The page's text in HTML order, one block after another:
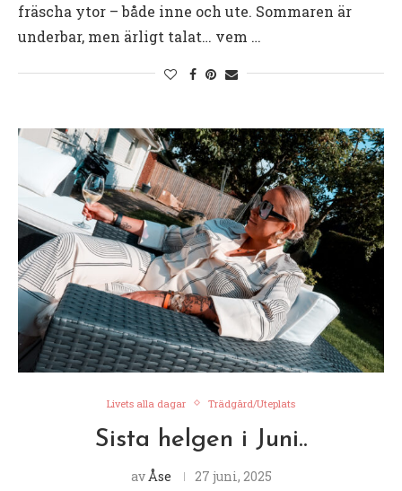
fräscha ytor – både inne och ute. Sommaren är
underbar, men ärligt talat… vem …
Livets alla dagar Trädgård/Uteplats
Sista helgen i Juni..
av Åse 27 juni, 2025